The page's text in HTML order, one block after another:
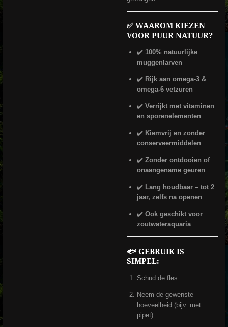
✅ WAAROM KIEZEN
VOOR PUUR NATUUR?
✔️ 100% natuurlijke
muggenlarven
✔️ Rijk aan omega-3 &
omega-6 vetzuren
✔️ Verrijkt met vitaminen
en sporenelementen
✔️ Kiemvrij en zonder
conserveermiddelen
✔️ Zonder ontdooien of
onaangename geuren
✔️ Lang houdbaar – tot 2
jaar, zelfs na openen
✔️ Ook geschikt voor
zoutwateraquaria
🐟 GEBRUIK IS
SIMPEL:
Schud de fles.
Neem de gewenste
hoeveelheid (bijv. met
pipet).